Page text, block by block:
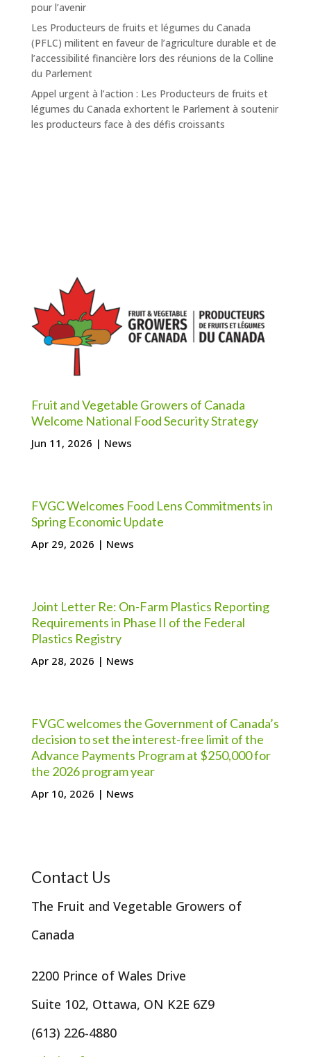
pour l’avenir
Les Producteurs de fruits et légumes du Canada
(PFLC) militent en faveur de l’agriculture durable et de
l’accessibilité financière lors des réunions de la Colline
du Parlement
Appel urgent à l’action : Les Producteurs de fruits et
légumes du Canada exhortent le Parlement à soutenir
les producteurs face à des défis croissants
Fruit and Vegetable Growers of Canada
Welcome National Food Security Strategy
Jun 11, 2026 | News
FVGC Welcomes Food Lens Commitments in
Spring Economic Update
Apr 29, 2026 | News
Joint Letter Re: On-Farm Plastics Reporting
Requirements in Phase II of the Federal
Plastics Registry
Apr 28, 2026 | News
FVGC welcomes the Government of Canada’s
decision to set the interest-free limit of the
Advance Payments Program at $250,000 for
the 2026 program year
Apr 10, 2026 | News
Contact Us
The Fruit and Vegetable Growers of
Canada
2200 Prince of Wales Drive
Suite 102, Ottawa, ON K2E 6Z9
(613) 226-4880